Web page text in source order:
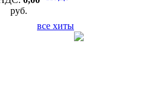
руб.
все хиты